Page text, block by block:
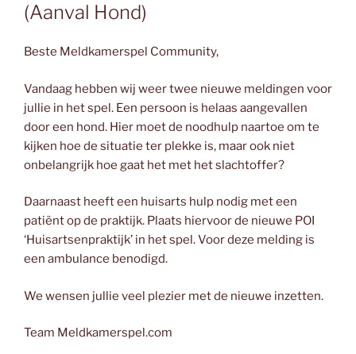
(Aanval Hond)
Beste Meldkamerspel Community,
Vandaag hebben wij weer twee nieuwe meldingen voor
jullie in het spel. Een persoon is helaas aangevallen
door een hond. Hier moet de noodhulp naartoe om te
kijken hoe de situatie ter plekke is, maar ook niet
onbelangrijk hoe gaat het met het slachtoffer?
Daarnaast heeft een huisarts hulp nodig met een
patiënt op de praktijk. Plaats hiervoor de nieuwe POI
‘Huisartsenpraktijk’ in het spel. Voor deze melding is
een ambulance benodigd.
We wensen jullie veel plezier met de nieuwe inzetten.
Team Meldkamerspel.com